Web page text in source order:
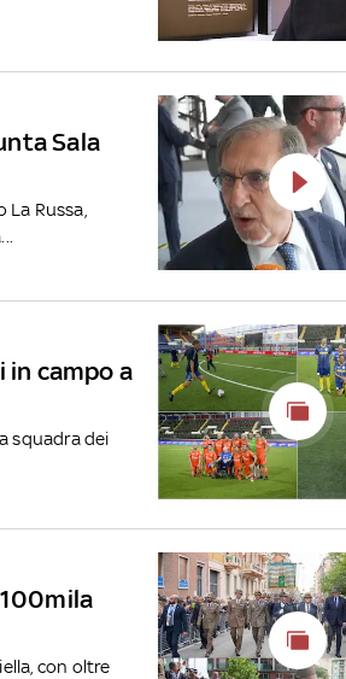
Sala
Russa,
in campo a
squadra dei
con oltre